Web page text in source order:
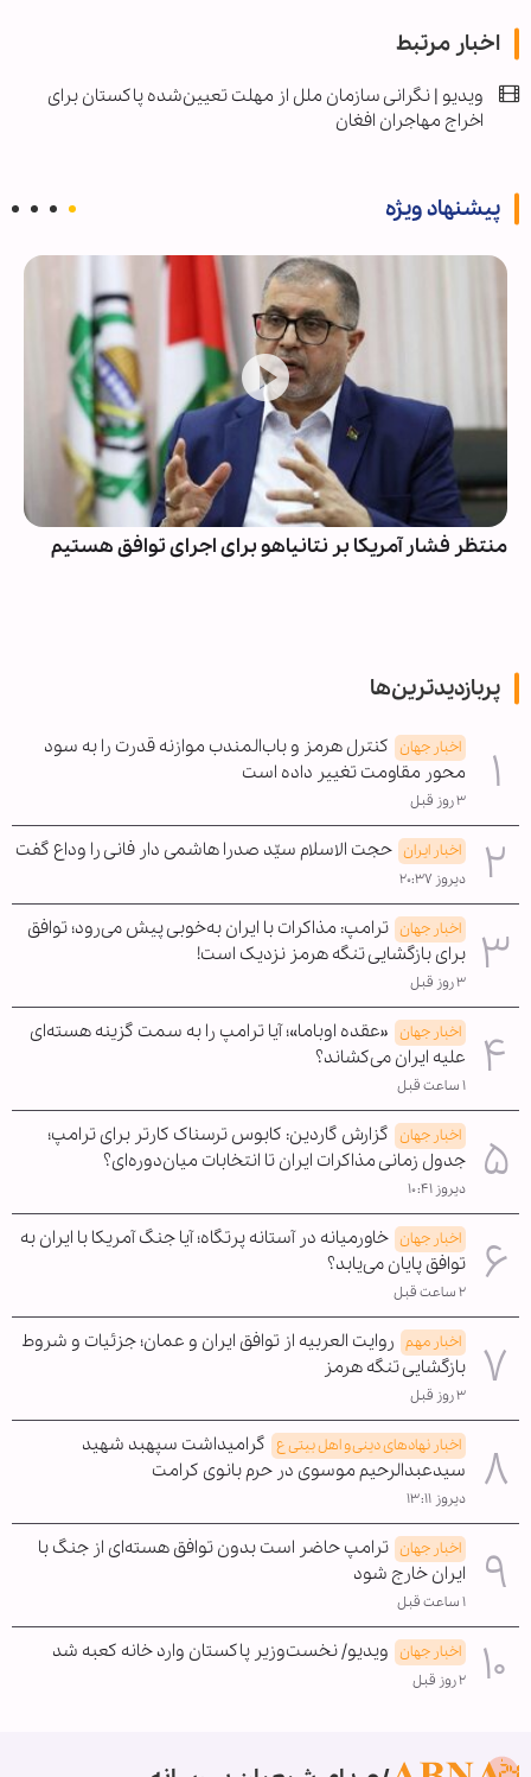
اخبار مرتبط
ویدیو | نگرانی سازمان ملل از مهلت تعیین‌شده پاکستان برای
اخراج مهاجران افغان
پیشنهاد ویژه
منتظر فشار آمریکا بر نتانیاهو برای اجرای توافق هستیم
پربازدیدترین‌ها
اخبار جهان کنترل هرمز و باب‌المندب موازنه قدرت را به سود
محور مقاومت تغییر داده است
۳ روز قبل
اخبار ایران حجت الاسلام سیّد صدرا هاشمی دار فانی را وداع گفت
دیروز ۲۰:۳۷
اخبار جهان ترامپ: مذاکرات با ایران به‌خوبی پیش می‌رود؛ توافق
برای بازگشایی تنگه هرمز نزدیک است!
۳ روز قبل
اخبار جهان «عقده اوباما»؛ آیا ترامپ را به سمت گزینه هسته‌ای
علیه ایران می‌کشاند؟
۱ ساعت قبل
اخبار جهان گزارش گاردین: کابوس ترسناک کارتر برای ترامپ؛
جدول زمانی مذاکرات ایران تا انتخابات میان‌دوره‌ای؟
دیروز ۱۰:۴۱
اخبار جهان خاورمیانه در آستانه پرتگاه؛ آیا جنگ آمریکا با ایران به
توافق پایان می‌یابد؟
۲ ساعت قبل
اخبار مهم روایت العربیه از توافق ایران و عمان؛ جزئیات و شروط
بازگشایی تنگه هرمز
۳ روز قبل
اخبار نهادهای دینی و اهل بیتی ع گرامیداشت سپهبد شهید
سیدعبدالرحیم موسوی در حرم بانوی کرامت
دیروز ۱۳:۱۱
اخبار جهان ترامپ حاضر است بدون توافق هسته‌ای از جنگ با
ایران خارج شود
۱ ساعت قبل
اخبار جهان ویدیو/ نخست‌وزیر پاکستان وارد خانه کعبه شد
۲ روز قبل